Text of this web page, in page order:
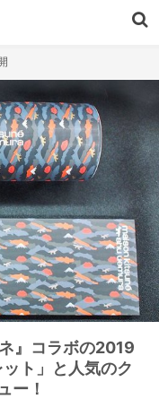
』コラボの2019
ト」と人気のク
ー！